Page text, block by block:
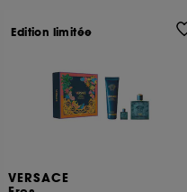
VERSACE
Edition limitée